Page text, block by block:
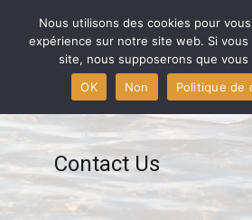
Home
Aigues-Mortes Capital
The producers
The PDO and The Wines
The Terroir
Contact Us
Nous utilisons des cookies pour
expérience sur notre site web. Si
site, nous supposerons que
OK
Non Politique de